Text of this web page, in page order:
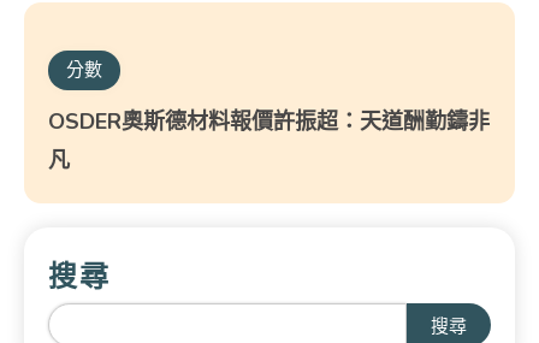
分數
OSDER奧斯德材料報價許振超：天道酬勤鑄非
凡
搜尋
搜尋